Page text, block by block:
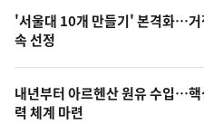
오
늘
의
영
상
'서울대 10개 만들기' 본격화…거
속 선정
내년부터 아르헨산 원유 수입…
력 체계 마련